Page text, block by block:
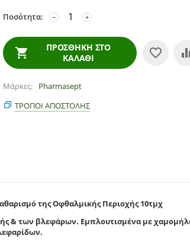
Ποσότητα: +
−
ΠΡΟΣΘΉΚΗ ΣΤΟ
ΚΑΛΆΘΙ
Μάρκες
Pharmasept
ΤΡΌΠΟΙ ΑΠΟΣΤΟΛΉΣ
της Οφθαλμικής Περιοχής 10τμχ
& των βλεφάρων. Εμπλουτισμένα με